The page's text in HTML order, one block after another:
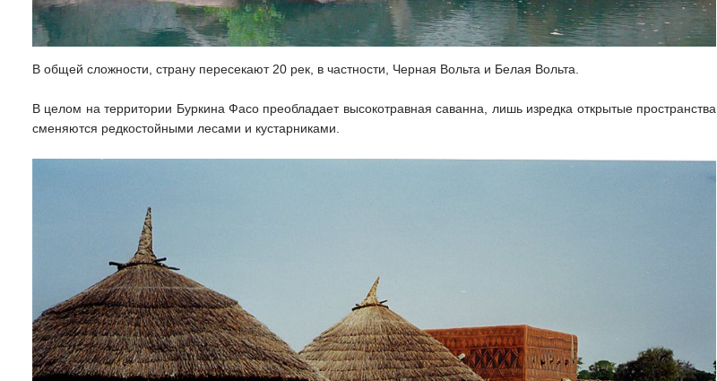
В общей сложности, страну пересекают 20 рек, в частности, Черная Вольта и Белая Вольта.
В целом на территории Буркина Фасо преобладает высокотравная саванна, лишь изредка открытые пространства
сменяются редкостойными лесами и кустарниками.